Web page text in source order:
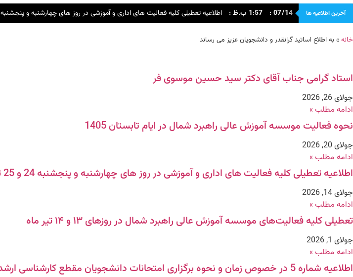
آخرین اطلاعیه ها 14
/
07
: 1:57 ب.ظ : اطلاعیه تعطیلی کلیه فعالیت های اداری و آموزشی در روز های چهارشنبه و پنجشنبه 24 و 25 تیر ماه 1405
خانه »به اطلاع اساتید گرانقدر و دانشجویان عزیز می رساند
استاد گرامی جناب آقای دکتر سید حسین موسوی فر
جولای 26, 2026
ادامه مطلب »
نحوه فعالیت موسسه آموزش عالی راهبرد شمال در ایام تابستان 1405
جولای 20, 2026
ادامه مطلب »
اطلاعیه تعطیلی کلیه فعالیت های اداری و آموزشی در روز های چهارشنبه و پنجشنبه 24 و 25 تیر ماه 1405
جولای 14, 2026
ادامه مطلب »
تعطیلی کلیه فعالیت‌های موسسه آموزش عالی راهبرد شمال در روزهای ۱۳ و ۱۴ تیر ماه
جولای 1, 2026
ادامه مطلب »
اطلاعیه شماره 5 در خصوص زمان و نحوه برگزاری امتحانات دانشجویان مقطع کارشناسی ارشد